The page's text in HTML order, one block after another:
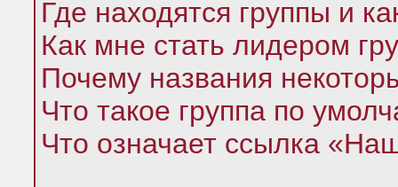
Где находятся группы и
Как мне стать лидером
Почему названия
Что такое группа по
Что означает ссылка